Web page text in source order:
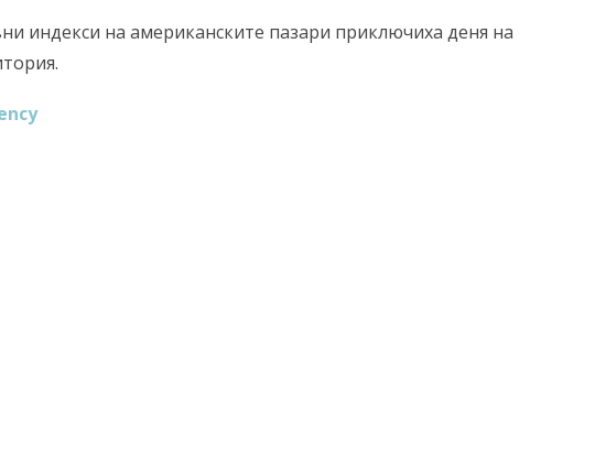
индекси на американските пазари приключиха деня на